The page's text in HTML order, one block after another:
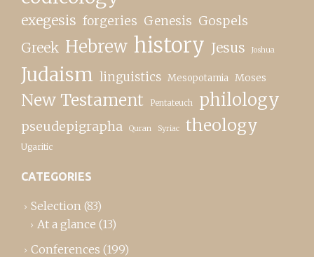
exegesis forgeries Genesis Gospels
Greek Hebrew history Jesus Joshua
Judaism linguistics Mesopotamia Moses
New Testament Pentateuch philology
pseudepigrapha Quran Syriac theology
Ugaritic
CATEGORIES
Selection (83)
At a glance (13)
Conferences (199)